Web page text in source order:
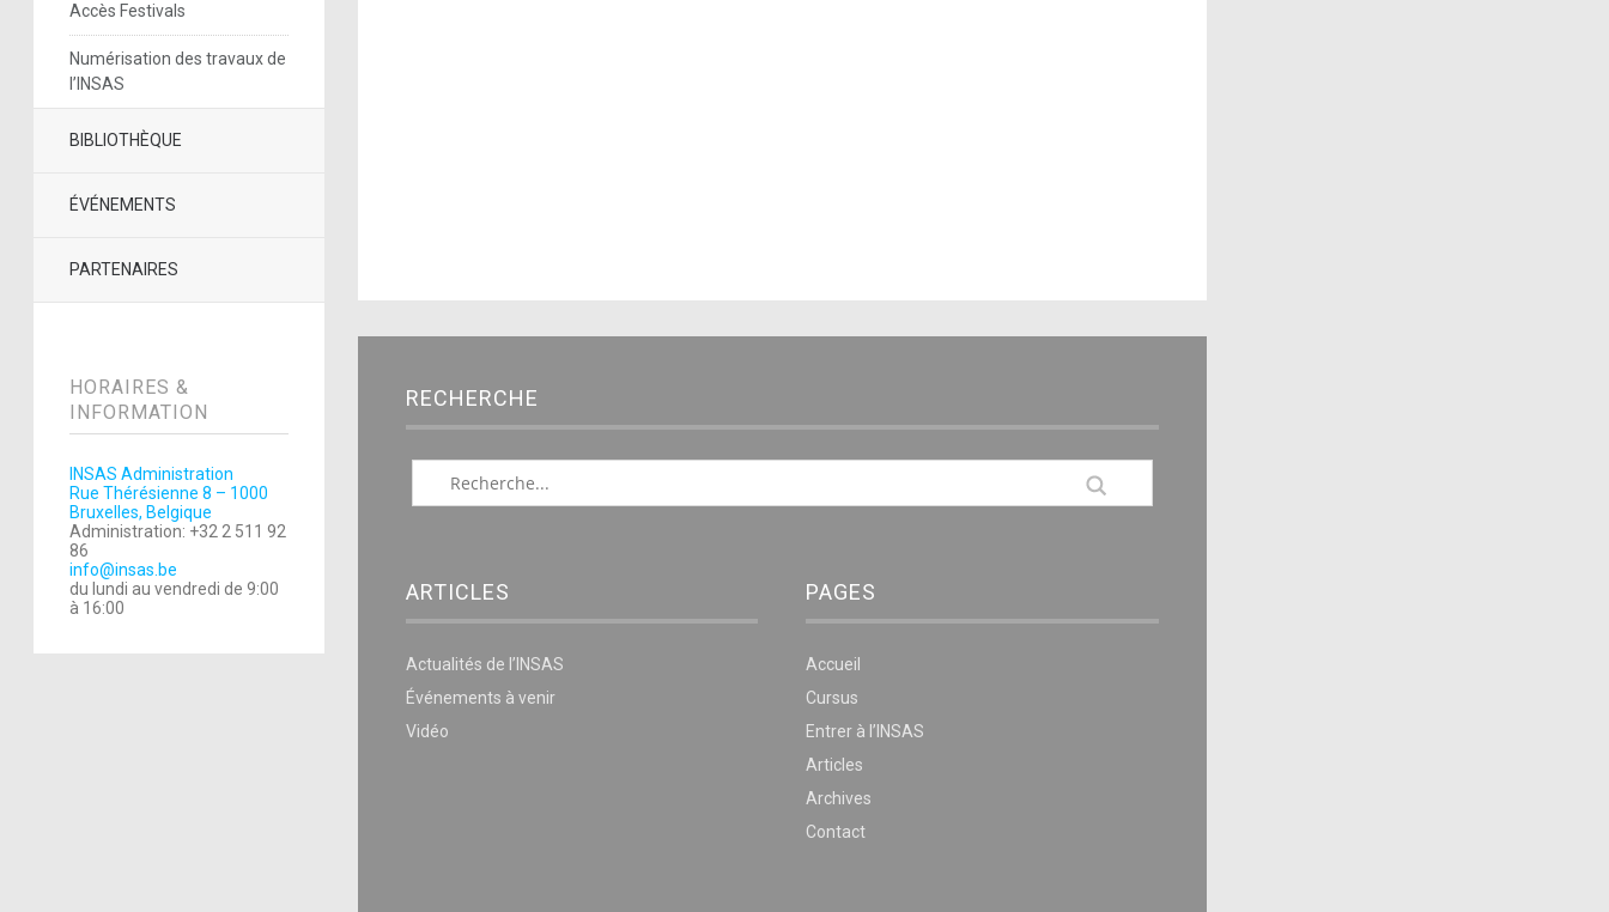
Accès Festivals
Numérisation des travaux de
l’INSAS
BIBLIOTHÈQUE
ÉVÉNEMENTS
PARTENAIRES
HORAIRES &
INFORMATION
INSAS Administration
Rue Thérésienne 8 – 1000
Bruxelles, Belgique
Administration: +32 2 511 92
86
info@insas.be
du lundi au vendredi de 9:00
à 16:00
RECHERCHE
ARTICLES
Actualités de l’INSAS
Événements à venir
Vidéo
PAGES
Accueil
Cursus
Entrer à l’INSAS
Articles
Archives
Contact